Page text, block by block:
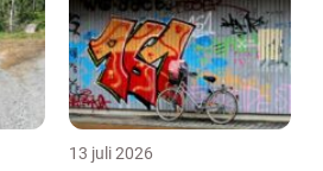
13 juli 2026